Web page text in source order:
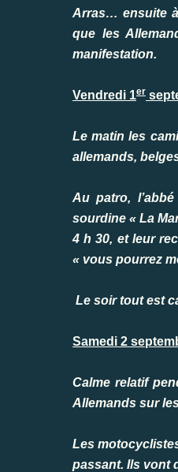
Arras… ensuite
que les
manifestation.
Vendredi 1er
Le matin les
allemands,
Au patro,
sourdine « La
4 h 30, et leur
« vous pourrez
Le soir tout est
Samedi 2
Calme relatif
Allemands sur
Les
passant. Ils vont